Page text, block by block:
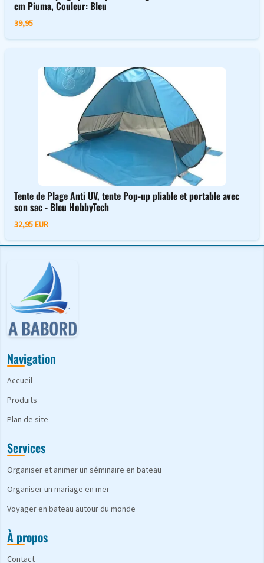
cm Piuma, Couleur: Bleu
39,95
Tente de Plage Anti UV, tente Pop-up pliable et portable avec
son sac - Bleu HobbyTech
32,95 EUR
Navigation
Accueil
Produits
Plan de site
Services
Organiser et animer un séminaire en bateau
Organiser un mariage en mer
Voyager en bateau autour du monde
À propos
Contact